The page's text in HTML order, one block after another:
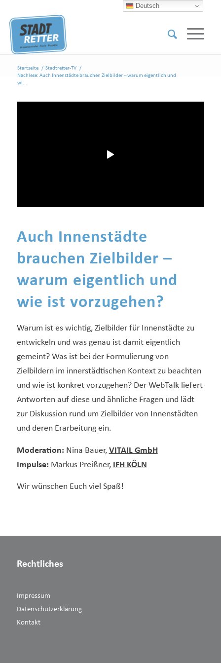
Startseite / Stadtretter-TV /
Nachlese: Auch Innenstädte brauchen Zielbilder – warum eigentlich und
wi...
Auch Innenstädte
brauchen Zielbilder –
warum eigentlich und
wie ist vorzugehen?
Warum ist es wichtig, Zielbilder für Innenstädte zu
entwickeln und was genau ist damit eigentlich
gemeint? Was ist bei der Formulierung von
Zielbildern im innerstädtischen Kontext zu beachten
und wie ist konkret vorzugehen? Der WebTalk liefert
Antworten auf diese und ähnliche Fragen und lädt
zur Diskussion rund um Zielbilder von Innenstädten
und deren Erarbeitung ein.
Moderation: Nina Bauer, VITAIL GmbH
Impulse: Markus Preißner, IFH KÖLN
Wir wünschen Euch viel Spaß!
Rechtliches
Impressum
Datenschutzerklärung
Kontakt
Deutsch